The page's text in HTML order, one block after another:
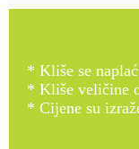
* Kliše se
* Kliše veličine
* Cijene su